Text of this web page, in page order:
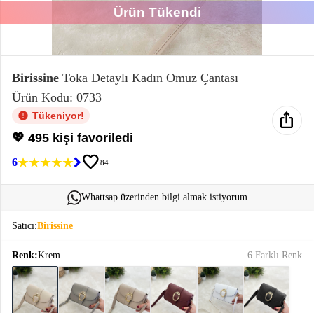
Sweatshirt
Ev
Giyimkeyboard_arrow_down
Ürün Tükendi
Birissine Toka Detaylı Kadın Omuz Çantası
Ürün Kodu: 0733
Tükeniyor!
💖 495 kişi favoriledi
6 favorite84
ios_share
Whattsap üzerinden bilgi almak istiyorum
Satıcı:Birissine
Renk:Krem 6 Farklı Renk